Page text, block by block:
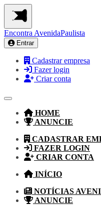
Encontra AvenidaPaulista
Entrar
Cadastrar empresa
Fazer login
Criar conta
HOME
ANUNCIE
CADASTRAR
FAZER LOGIN
CRIAR CONTA
INÍCIO
NOTÍCIAS
ANUNCIE